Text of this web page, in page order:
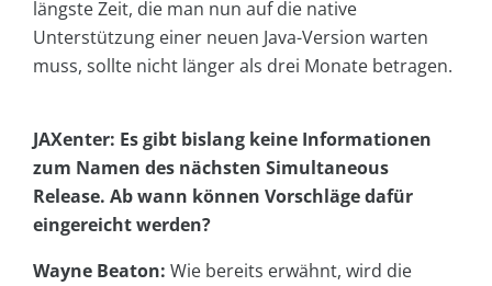
längste Zeit, die man nun auf die native
Unterstützung einer neuen Java-Version warten
muss, sollte nicht länger als drei Monate betragen.
JAXenter: Es gibt bislang keine Informationen
zum Namen des nächsten Simultaneous
Release. Ab wann können Vorschläge dafür
eingereicht werden?
Wayne Beaton: Wie bereits erwähnt, wird die